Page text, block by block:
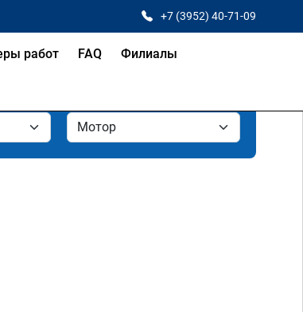
+7 (3952) 40-71-09
работ FAQ Филиалы